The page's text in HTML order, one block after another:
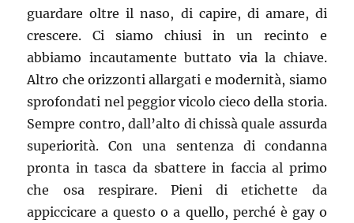
guardare oltre il naso, di capire, di amare, di
crescere. Ci siamo chiusi in un recinto e
abbiamo incautamente buttato via la chiave.
Altro che orizzonti allargati e modernità, siamo
sprofondati nel peggior vicolo cieco della storia.
Sempre contro, dall’alto di chissà quale assurda
superiorità. Con una sentenza di condanna
pronta in tasca da sbattere in faccia al primo
che osa respirare. Pieni di etichette da
appiccicare a questo o a quello, perché è gay o